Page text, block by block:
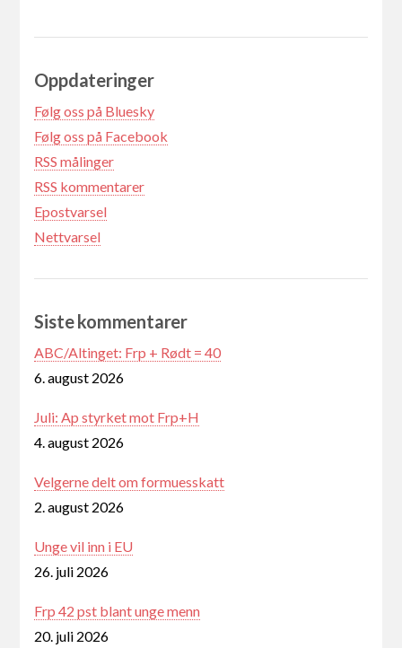
Oppdateringer
Følg oss på Bluesky
Følg oss på Facebook
RSS målinger
RSS kommentarer
Epostvarsel
Nettvarsel
Siste kommentarer
ABC/Altinget: Frp + Rødt = 40
6. august 2026
Juli: Ap styrket mot Frp+H
4. august 2026
Velgerne delt om formuesskatt
2. august 2026
Unge vil inn i EU
26. juli 2026
Frp 42 pst blant unge menn
20. juli 2026